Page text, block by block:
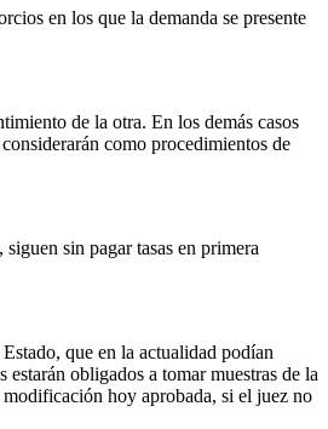
en los que la demanda se presente
de la otra. En los demás casos
como procedimientos de
sin pagar tasas en primera
que en la actualidad podían
obligados a tomar muestras de la
hoy aprobada, si el juez no